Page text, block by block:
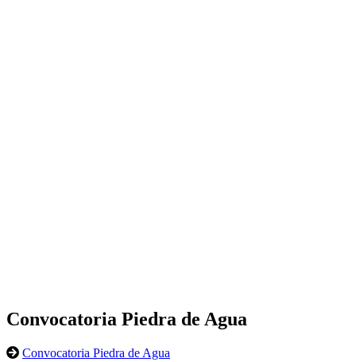
Convocatoria Piedra de Agua
Convocatoria Piedra de Agua